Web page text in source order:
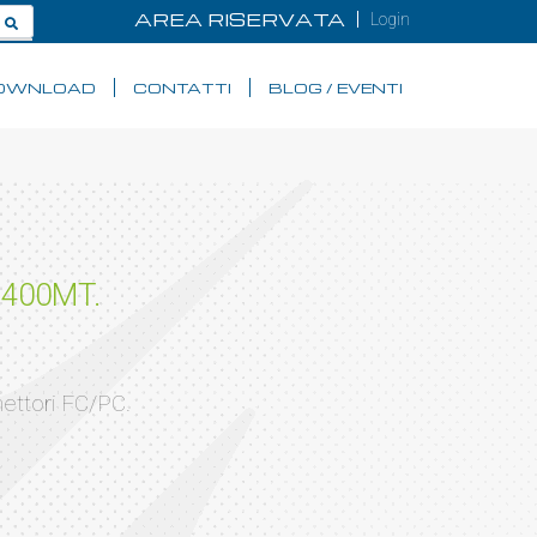
AREA RISERVATA Login
CONTATTI BLOG / EVENTI
FC/PC.